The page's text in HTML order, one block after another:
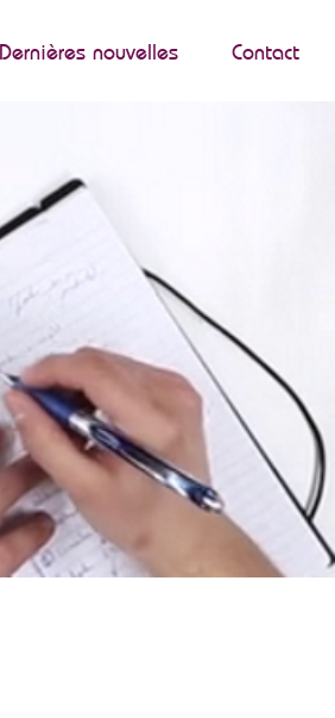
Dernières nouvelles Contact